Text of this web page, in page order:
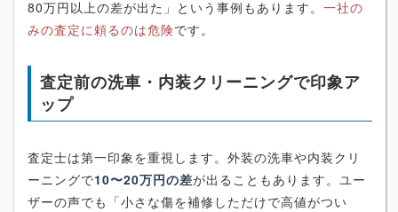
80万円以上の差が出た」という事例もあります。 一社の
みの査定に頼るのは危険です。
査定前の洗車・内装クリーニングで印象ア
ップ
査定士は第一印象を重視します。外装の洗車や内装クリ
ーニングで10〜20万円の差が出ることもあります。ユー
ザーの声でも「小さな傷を補修しただけで高値がつい